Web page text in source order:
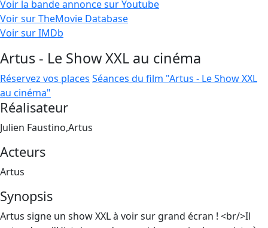
Voir la bande annonce sur Youtube
Voir sur TheMovie Database
Voir sur IMDb
Artus - Le Show XXL au cinéma
Réservez vos places Séances du film "Artus - Le Show XXL
au cinéma"
Réalisateur
Julien Faustino,Artus
Acteurs
Artus
Synopsis
Artus signe un show XXL à voir sur grand écran ! <br/>Il